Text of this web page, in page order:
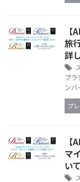
【
旅
詳
プラ
ンバ
プ
【
マ
い